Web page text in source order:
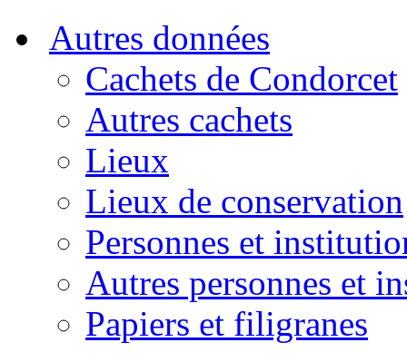
Autres données
Cachets de Condorcet
Autres cachets
Lieux
Lieux de conservation
Personnes et
Autres personnes et
Papiers et filigranes